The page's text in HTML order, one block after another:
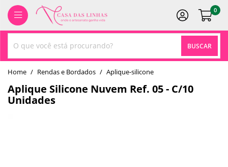
BUSCAR
0
home Rendas e Bordados aplique-silicone
Aplique Silicone Nuvem Ref. 05 - C/10
Unidades